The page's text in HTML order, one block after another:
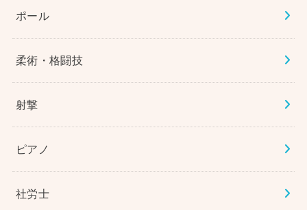
ポール
柔術・格闘技
射撃
ピアノ
社労士